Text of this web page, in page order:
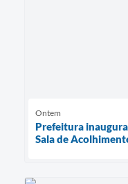
Ontem
Prefeitura
Sala de